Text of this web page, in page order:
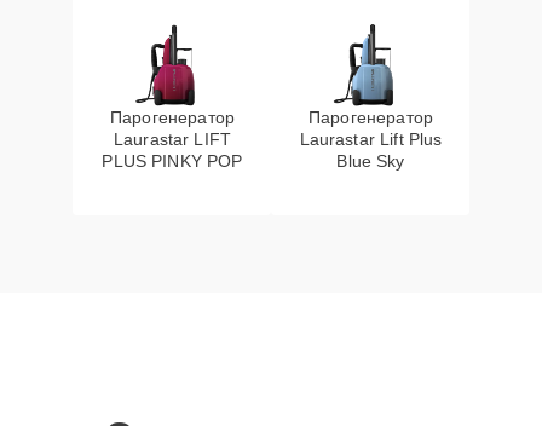
Парогенератор
Laurastar LIFT
PLUS PINKY POP
Парогенератор
Laurastar Lift Plus
Blue Sky